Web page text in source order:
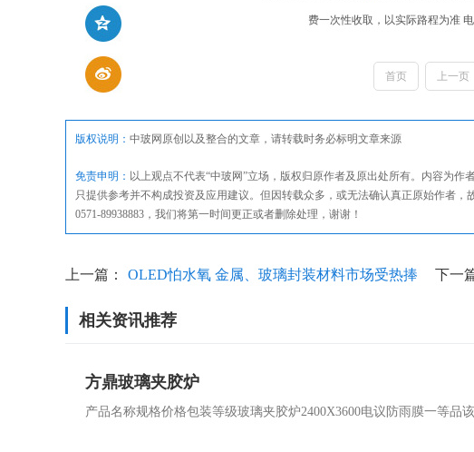
费一次性收取，以实际路程为准
首页 上一页
版权说明： 中玻网原创以及整合的文章，请转载时务必标明文章来源
免责申明： 以上观点不代表“中玻网”立场，版权归原作者及原出处所有。内容为
只提供参考并不构成投资及应用建议。但因转载众多，或无法确认真正原始作者
0571-89938883，我们将第一时间更正或者删除处理，谢谢！
上一篇： OLED怕水氧 金属、玻璃封装材料市场受热捧 下一
相关资讯推荐
方鼎玻璃夹胶炉
产品名称规格价格包装等级玻璃夹胶炉2400X3600电议防雨膜一等品